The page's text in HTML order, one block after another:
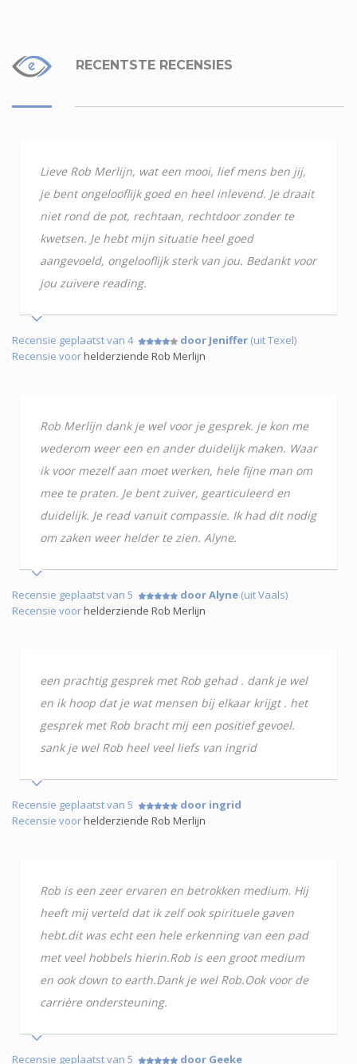
RECENTSTE RECENSIES
Lieve Rob Merlijn, wat een mooi, lief mens ben jij,
je bent ongelooflijk goed en heel inlevend. Je draait
niet rond de pot, rechtaan, rechtdoor zonder te
kwetsen. Je hebt mijn situatie heel goed
aangevoeld, ongelooflijk sterk van jou. Bedankt voor
jou zuivere reading.
Recensie geplaatst van 4 door Jeniffer (uit Texel)
Recensie voorhelderziende Rob Merlijn
Rob Merlijn dank je wel voor je gesprek. je kon me
wederom weer een en ander duidelijk maken. Waar
ik voor mezelf aan moet werken, hele fijne man om
mee te praten. Je bent zuiver, gearticuleerd en
duidelijk. Je read vanuit compassie. Ik had dit nodig
om zaken weer helder te zien. Alyne.
Recensie geplaatst van 5 door Alyne (uit Vaals)
Recensie voorhelderziende Rob Merlijn
een prachtig gesprek met Rob gehad . dank je wel
en ik hoop dat je wat mensen bij elkaar krijgt . het
gesprek met Rob bracht mij een positief gevoel.
sank je wel Rob heel veel liefs van ingrid
Recensie geplaatst van 5
door ingrid
Recensie voorhelderziende Rob Merlijn
Rob is een zeer ervaren en betrokken medium. Hij
heeft mij verteld dat ik zelf ook spirituele gaven
hebt.dit was echt een hele erkenning van een pad
met veel hobbels hierin.Rob is een groot medium
en ook down to earth.Dank je wel Rob.Ook voor de
carrière ondersteuning.
Recensie geplaatst van 5 door Geeke